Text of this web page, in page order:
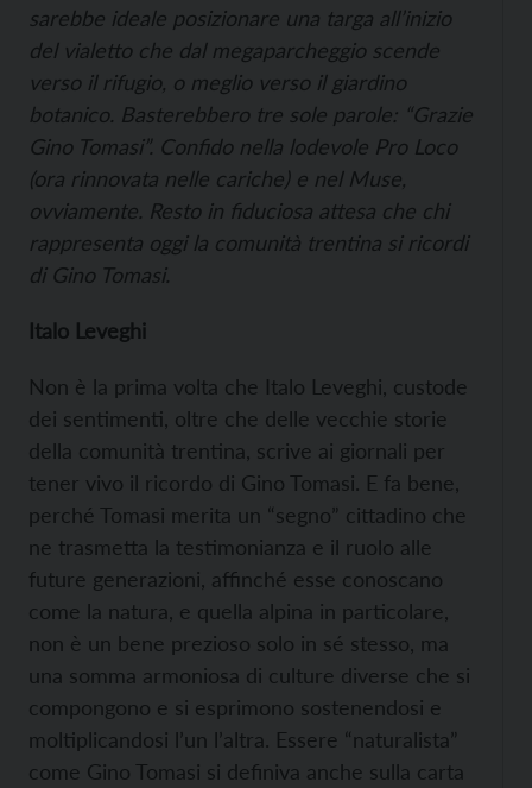
sarebbe ideale posizionare una targa all’inizio
del vialetto che dal megaparcheggio scende
verso il rifugio, o meglio verso il giardino
botanico. Basterebbero tre sole parole: “Grazie
Gino Tomasi”. Confido nella lodevole Pro Loco
(ora rinnovata nelle cariche) e nel Muse,
ovviamente. Resto in fiduciosa attesa che chi
rappresenta oggi la comunità trentina si ricordi
di Gino Tomasi.
Italo Leveghi
Non è la prima volta che Italo Leveghi, custode
dei sentimenti, oltre che delle vecchie storie
della comunità trentina, scrive ai giornali per
tener vivo il ricordo di Gino Tomasi. E fa bene,
perché Tomasi merita un “segno” cittadino che
ne trasmetta la testimonianza e il ruolo alle
future generazioni, affinché esse conoscano
come la natura, e quella alpina in particolare,
non è un bene prezioso solo in sé stesso, ma
una somma armoniosa di culture diverse che si
compongono e si esprimono sostenendosi e
moltiplicandosi l’un l’altra. Essere “naturalista”
come Gino Tomasi si definiva anche sulla carta